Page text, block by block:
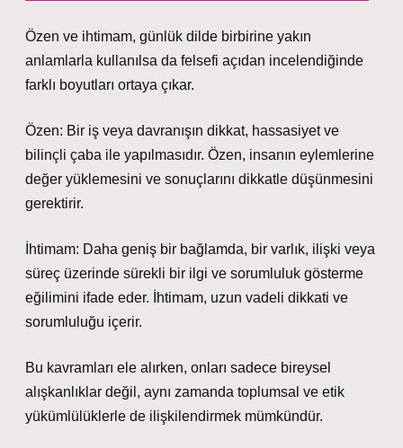
Özen ve ihtimam, günlük dilde birbirine yakın
anlamlarla kullanılsa da felsefi açıdan incelendiğinde
farklı boyutları ortaya çıkar.
Özen: Bir iş veya davranışın dikkat, hassasiyet ve
bilinçli çaba ile yapılmasıdır. Özen, insanın eylemlerine
değer yüklemesini ve sonuçlarını dikkatle düşünmesini
gerektirir.
İhtimam: Daha geniş bir bağlamda, bir varlık, ilişki veya
süreç üzerinde sürekli bir ilgi ve sorumluluk gösterme
eğilimini ifade eder. İhtimam, uzun vadeli dikkati ve
sorumluluğu içerir.
Bu kavramları ele alırken, onları sadece bireysel
alışkanlıklar değil, aynı zamanda toplumsal ve etik
yükümlülüklerle de ilişkilendirmek mümkündür.